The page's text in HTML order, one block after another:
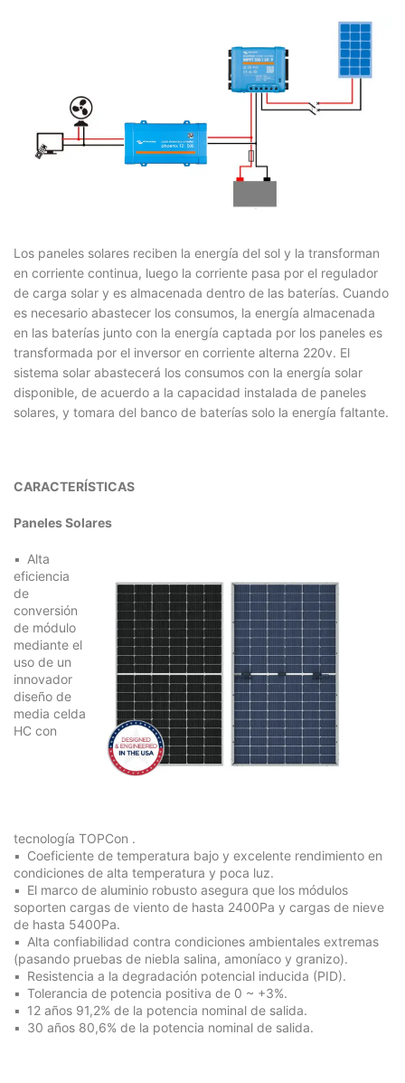
Los paneles solares reciben la energía del sol y la transforman
en corriente continua, luego la corriente pasa por el regulador
de carga solar y es almacenada dentro de las baterías. Cuando
es necesario abastecer los consumos, la energía almacenada
en las baterías junto con la energía captada por los paneles es
transformada por el inversor en corriente alterna 220v. El
sistema solar abastecerá los consumos con la energía solar
disponible, de acuerdo a la capacidad instalada de paneles
solares, y tomara del banco de baterías solo la energía faltante.
CARACTERÍSTICAS
Paneles Solares
Alta
eficiencia
de
conversión
de módulo
mediante el
uso de un
innovador
diseño de
media celda
HC con
tecnología TOPCon .
Coeficiente de temperatura bajo y excelente rendimiento en
condiciones de alta temperatura y poca luz.
El marco de aluminio robusto asegura que los módulos
soporten cargas de viento de hasta 2400Pa y cargas de nieve
de hasta 5400Pa.
Alta confiabilidad contra condiciones ambientales extremas
(pasando pruebas de niebla salina, amoníaco y granizo).
Resistencia a la degradación potencial inducida (PID).
Tolerancia de potencia positiva de 0 ~ +3%.
12 años 91,2% de la potencia nominal de salida.
30 años 80,6% de la potencia nominal de salida.